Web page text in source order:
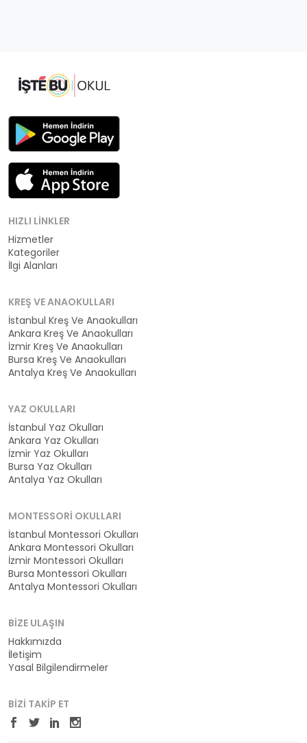
HIZLI LINKLER
Hizmetler
Kategoriler
İlgi Alanları
KREŞ VE ANAOKULLARI
İstanbul Kreş Ve Anaokulları
Ankara Kreş Ve Anaokulları
İzmir Kreş Ve Anaokulları
Bursa Kreş Ve Anaokulları
Antalya Kreş Ve Anaokulları
YAZ OKULLARI
İstanbul Yaz Okulları
Ankara Yaz Okulları
İzmir Yaz Okulları
Bursa Yaz Okulları
Antalya Yaz Okulları
MONTESSORI OKULLARI
İstanbul Montessori Okulları
Ankara Montessori Okulları
İzmir Montessori Okulları
Bursa Montessori Okulları
Antalya Montessori Okulları
BIZE ULAŞIN
Hakkımızda
İletişim
Yasal Bilgilendirmeler
BIZI TAKIP ET